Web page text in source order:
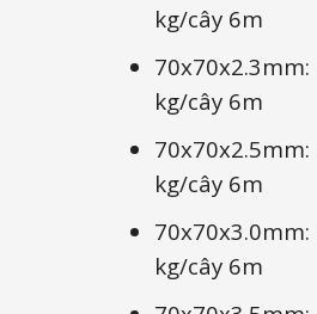
kg/cây 6m
kg/cây 6m
kg/cây 6m
kg/cây 6m